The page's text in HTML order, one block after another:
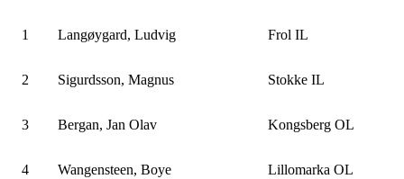
1 Langøygard, Ludvig Frol IL
2 Sigurdsson, Magnus Stokke IL
3 Bergan, Jan Olav Kongsberg OL
4 Wangensteen, Boye Lillomarka OL